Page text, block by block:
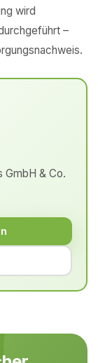
wird
–
GmbH & Co.